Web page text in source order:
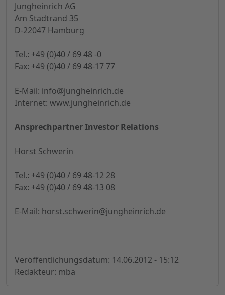
Jungheinrich AG
Am Stadtrand 35
D-22047 Hamburg
Tel.: +49 (0)40 / 69 48 -0
Fax: +49 (0)40 / 69 48-17 77
E-Mail: info@jungheinrich.de
Internet: www.jungheinrich.de
Ansprechpartner Investor Relations
Horst Schwerin
Tel.: +49 (0)40 / 69 48-12 28
Fax: +49 (0)40 / 69 48-13 08
E-Mail: horst.schwerin@jungheinrich.de
Veröffentlichungsdatum: 14.06.2012 - 15:12
Redakteur: mba